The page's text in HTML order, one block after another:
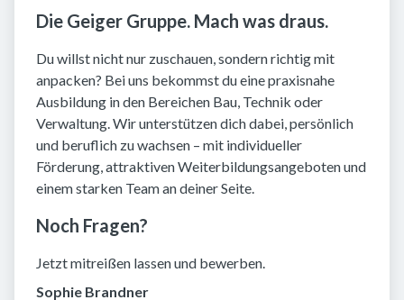
Die Geiger Gruppe. Mach was draus.
Du willst nicht nur zuschauen, sondern richtig mit
anpacken? Bei uns bekommst du eine praxisnahe
Ausbildung in den Bereichen Bau, Technik oder
Verwaltung. Wir unterstützen dich dabei, persönlich
und beruflich zu wachsen – mit individueller
Förderung, attraktiven Weiterbildungsangeboten und
einem starken Team an deiner Seite.
Noch Fragen?
Jetzt mitreißen lassen und bewerben.
Sophie Brandner